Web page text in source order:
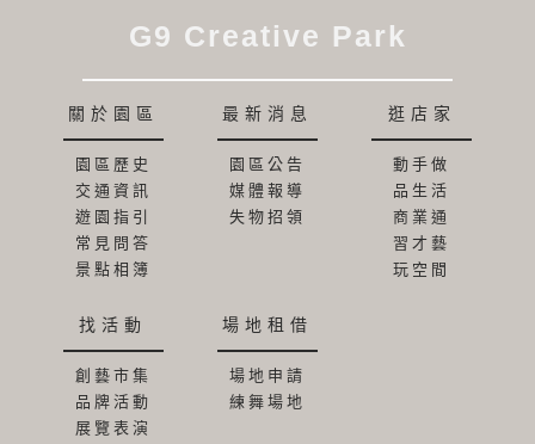
G9 Creative Park
關於園區
園區歷史
交通資訊
遊園指引
常見問答
景點相簿
最新消息
園區公告
媒體報導
失物招領
逛店家
動手做
品生活
商業通
習才藝
玩空間
找活動
創藝市集
品牌活動
展覽表演
場地租借
場地申請
練舞場地